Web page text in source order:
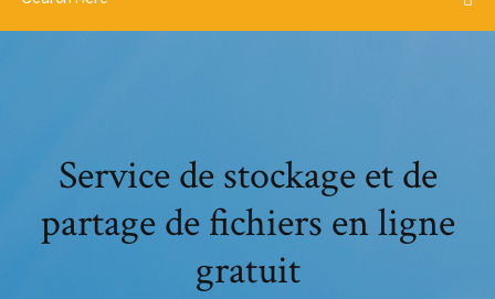
Service de stockage et de
partage de fichiers en ligne
gratuit